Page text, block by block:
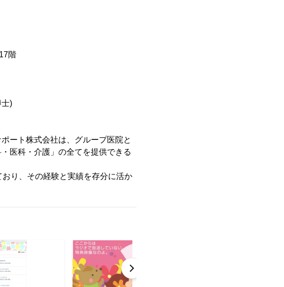
階
)
ート株式会社は、グループ医院と
医科・介護」の全てを提供できる
り、その経験と実績を存分に活か